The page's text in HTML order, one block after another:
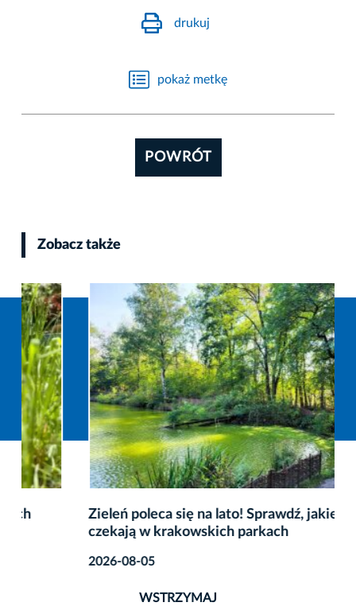
drukuj
pokaż metkę
POWRÓT
Zobacz także
Zieleń poleca się na lato! Sprawdź, jakie atrakcje
czekają w krakowskich parkach
WSTRZYMAJ